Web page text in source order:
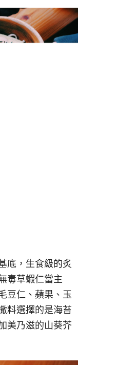
底，生食級的炙
毒草蝦仁當主
豆仁、蘋果、玉
料選擇的是海苔
美乃滋的山葵芥